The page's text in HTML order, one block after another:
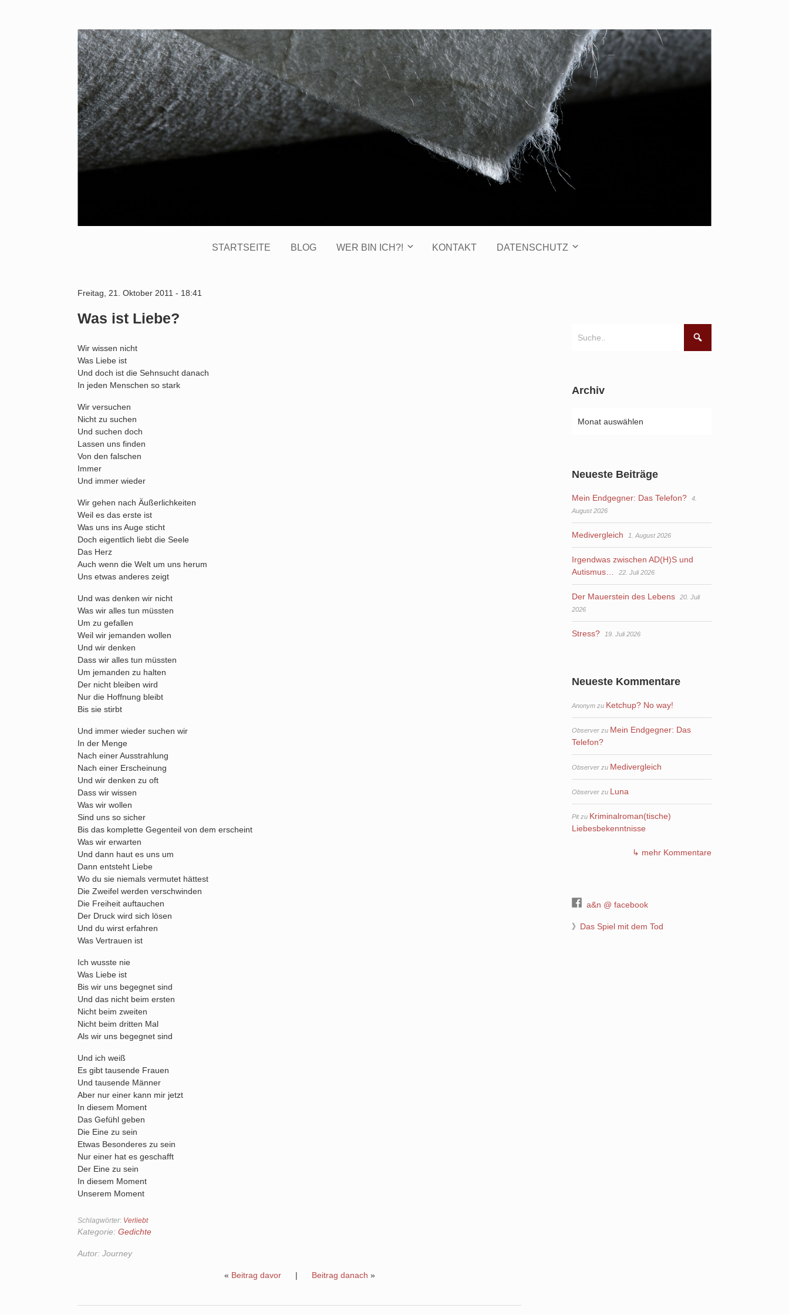
STARTSEITE BLOG WER BIN ICH?! KONTAKT DATENSCHUTZ
Freitag, 21. Oktober 2011 - 18:41
Was ist Liebe?
Wir wissen nicht
Was Liebe ist
Und doch ist die Sehnsucht danach
In jeden Menschen so stark
Wir versuchen
Nicht zu suchen
Und suchen doch
Lassen uns finden
Von den falschen
Immer
Und immer wieder
Wir gehen nach Äußerlichkeiten
Weil es das erste ist
Was uns ins Auge sticht
Doch eigentlich liebt die Seele
Das Herz
Auch wenn die Welt um uns herum
Uns etwas anderes zeigt
Und was denken wir nicht
Was wir alles tun müssten
Um zu gefallen
Weil wir jemanden wollen
Und wir denken
Dass wir alles tun müssten
Um jemanden zu halten
Der nicht bleiben wird
Nur die Hoffnung bleibt
Bis sie stirbt
Und immer wieder suchen wir
In der Menge
Nach einer Ausstrahlung
Nach einer Erscheinung
Und wir denken zu oft
Dass wir wissen
Was wir wollen
Sind uns so sicher
Bis das komplette Gegenteil von dem erscheint
Was wir erwarten
Und dann haut es uns um
Dann entsteht Liebe
Wo du sie niemals vermutet hättest
Die Zweifel werden verschwinden
Die Freiheit auftauchen
Der Druck wird sich lösen
Und du wirst erfahren
Was Vertrauen ist
Ich wusste nie
Was Liebe ist
Bis wir uns begegnet sind
Und das nicht beim ersten
Nicht beim zweiten
Nicht beim dritten Mal
Als wir uns begegnet sind
Und ich weiß
Es gibt tausende Frauen
Und tausende Männer
Aber nur einer kann mir jetzt
In diesem Moment
Das Gefühl geben
Die Eine zu sein
Etwas Besonderes zu sein
Nur einer hat es geschafft
Der Eine zu sein
In diesem Moment
Unserem Moment
Schlagwörter: Verliebt
Kategorie: Gedichte
Autor: Journey
« Beitrag davor| Beitrag danach »
Archiv
Neueste Beiträge
Mein Endgegner: Das Telefon?
4.
August 2026
Medivergleich 1. August 2026
Irgendwas zwischen AD(H)S und
Autismus…
22. Juli 2026
Der Mauerstein des Lebens
20. Juli
2026
Stress? 19. Juli 2026
Neueste Kommentare
Anonym zu Ketchup? No way!
Observer zu Mein Endgegner: Das
Telefon?
Observer zu Medivergleich
Observer zu Luna
Pitzu Kriminalroman(tische)
Liebesbekenntnisse
↳ mehr Kommentare
a&n @ facebook
》 Das Spiel mit dem Tod